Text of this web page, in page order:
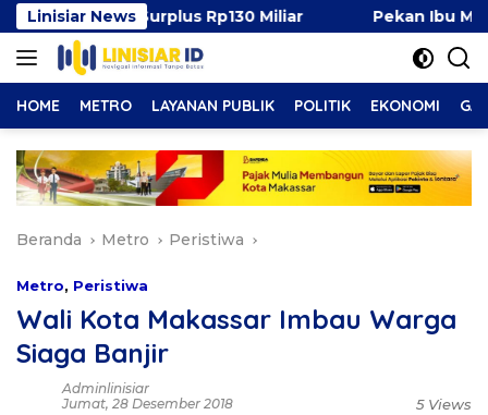
Langsung
ke
konten
Linisiar News
Surplus Rp130 Miliar Pekan Ibu Menyusui
HOME METRO LAYANAN PUBLIK POLITIK EKONOMI
Beranda Metro Peristiwa
Metro, Peristiwa
Wali Kota Makassar Imbau Warga
Siaga Banjir
Adminlinisiar
Jumat, 28 Desember 2018
5 Views